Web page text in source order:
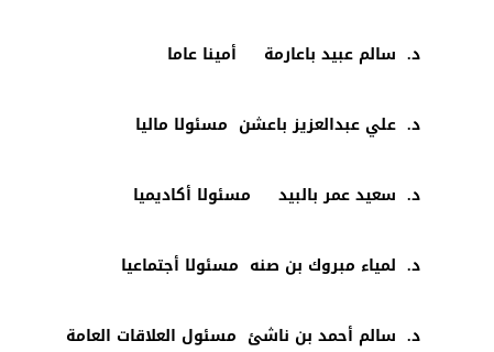
د. سالم عبيد باعارمة أمينا عاما
د. علي عبدالعزيز باعشن مسئولا ماليا
د. سعيد عمر بالبيد مسئولا أكاديميا
د. لمياء مبروك بن صنه مسئولا أجتماعيا
د. سالم أحمد بن ناشئ مسئول العلاقات العامة